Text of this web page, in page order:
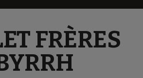
FRÈRES